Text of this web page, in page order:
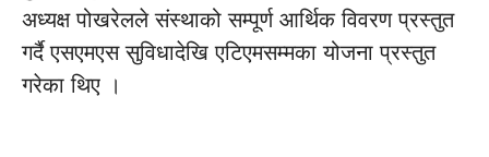
अध्यक्ष पोखरेलले संस्थाको सम्पूर्ण आर्थिक विवरण प्रस्तुत
गर्दै एसएमएस सुविधादेखि एटिएमसम्मका योजना प्रस्तुत
गरेका थिए ।